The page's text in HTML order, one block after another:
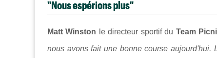
"Nous espérions plus"
Matt Winston le directeur sportif du Team
nous avons fait une bonne course